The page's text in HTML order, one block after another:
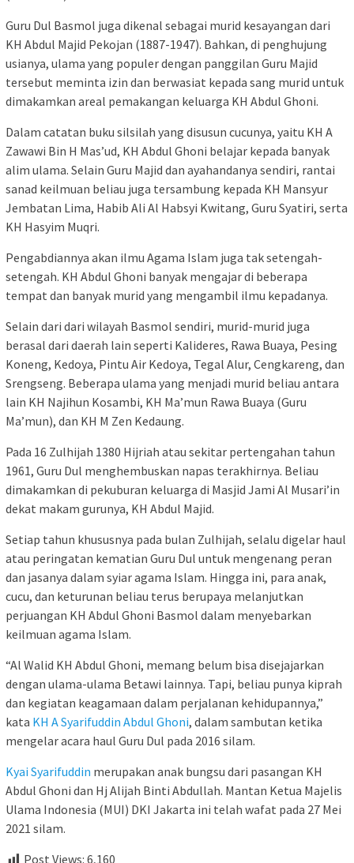
Guru Dul Basmol juga dikenal sebagai murid kesayangan dari
KH Abdul Majid Pekojan (1887-1947). Bahkan, di penghujung
usianya, ulama yang populer dengan panggilan Guru Majid
tersebut meminta izin dan berwasiat kepada sang murid untuk
dimakamkan areal pemakangan keluarga KH Abdul Ghoni.
Dalam catatan buku silsilah yang disusun cucunya, yaitu KH A
Zawawi Bin H Mas’ud, KH Abdul Ghoni belajar kepada banyak
alim ulama. Selain Guru Majid dan ayahandanya sendiri, rantai
sanad keilmuan beliau juga tersambung kepada KH Mansyur
Jembatan Lima, Habib Ali Al Habsyi Kwitang, Guru Syatiri, serta
KH Hasyim Muqri.
Pengabdiannya akan ilmu Agama Islam juga tak setengah-
setengah. KH Abdul Ghoni banyak mengajar di beberapa
tempat dan banyak murid yang mengambil ilmu kepadanya.
Selain dari dari wilayah Basmol sendiri, murid-murid juga
berasal dari daerah lain seperti Kalideres, Rawa Buaya, Pesing
Koneng, Kedoya, Pintu Air Kedoya, Tegal Alur, Cengkareng, dan
Srengseng. Beberapa ulama yang menjadi murid beliau antara
lain KH Najihun Kosambi, KH Ma’mun Rawa Buaya (Guru
Ma’mun), dan KH M Zen Kedaung.
Pada 16 Zulhijah 1380 Hijriah atau sekitar pertengahan tahun
1961, Guru Dul menghembuskan napas terakhirnya. Beliau
dimakamkan di pekuburan keluarga di Masjid Jami Al Musari’in
dekat makam gurunya, KH Abdul Majid.
Setiap tahun khususnya pada bulan Zulhijah, selalu digelar haul
atau peringatan kematian Guru Dul untuk mengenang peran
dan jasanya dalam syiar agama Islam. Hingga ini, para anak,
cucu, dan keturunan beliau terus berupaya melanjutkan
perjuangan KH Abdul Ghoni Basmol dalam menyebarkan
keilmuan agama Islam.
“Al Walid KH Abdul Ghoni, memang belum bisa disejajarkan
dengan ulama-ulama Betawi lainnya. Tapi, beliau punya kiprah
dan kegiatan keagamaan dalam perjalanan kehidupannya,”
kata KH A Syarifuddin Abdul Ghoni, dalam sambutan ketika
mengelar acara haul Guru Dul pada 2016 silam.
Kyai Syarifuddin merupakan anak bungsu dari pasangan KH
Abdul Ghoni dan Hj Alijah Binti Abdullah. Mantan Ketua Majelis
Ulama Indonesia (MUI) DKI Jakarta ini telah wafat pada 27 Mei
2021 silam.
Post Views: 6,160